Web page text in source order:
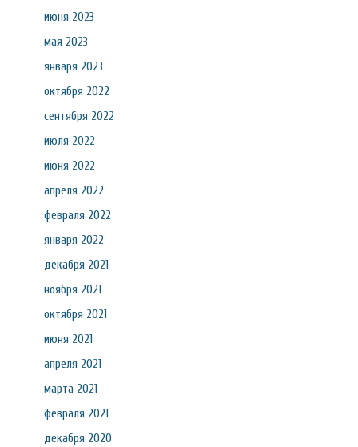
июня 2023
мая 2023
января 2023
октября 2022
сентября 2022
июля 2022
июня 2022
апреля 2022
февраля 2022
января 2022
декабря 2021
ноября 2021
октября 2021
июня 2021
апреля 2021
марта 2021
февраля 2021
декабря 2020